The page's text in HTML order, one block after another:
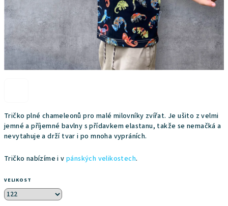
Tričko plné chameleonů pro malé milovníky zvířat. Je ušito z velmi
jemné a příjemné bavlny s přídavkem elastanu, takže se nemačká a
nevytahuje a drží tvar i po mnoha vypráních.
Tričko nabízíme i vpánských velikostech.
VELIKOST